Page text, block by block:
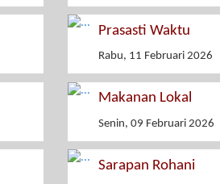
Prasasti Waktu
Rabu, 11 Februari 2026
Makanan Lokal
Senin, 09 Februari 2026
Sarapan Rohani